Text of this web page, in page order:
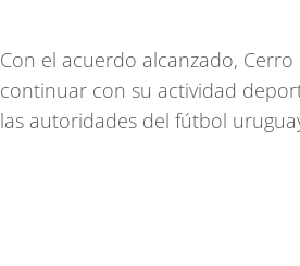
Con el acuerdo alcanzado,
continuar con su actividad
las autoridades del fútbol